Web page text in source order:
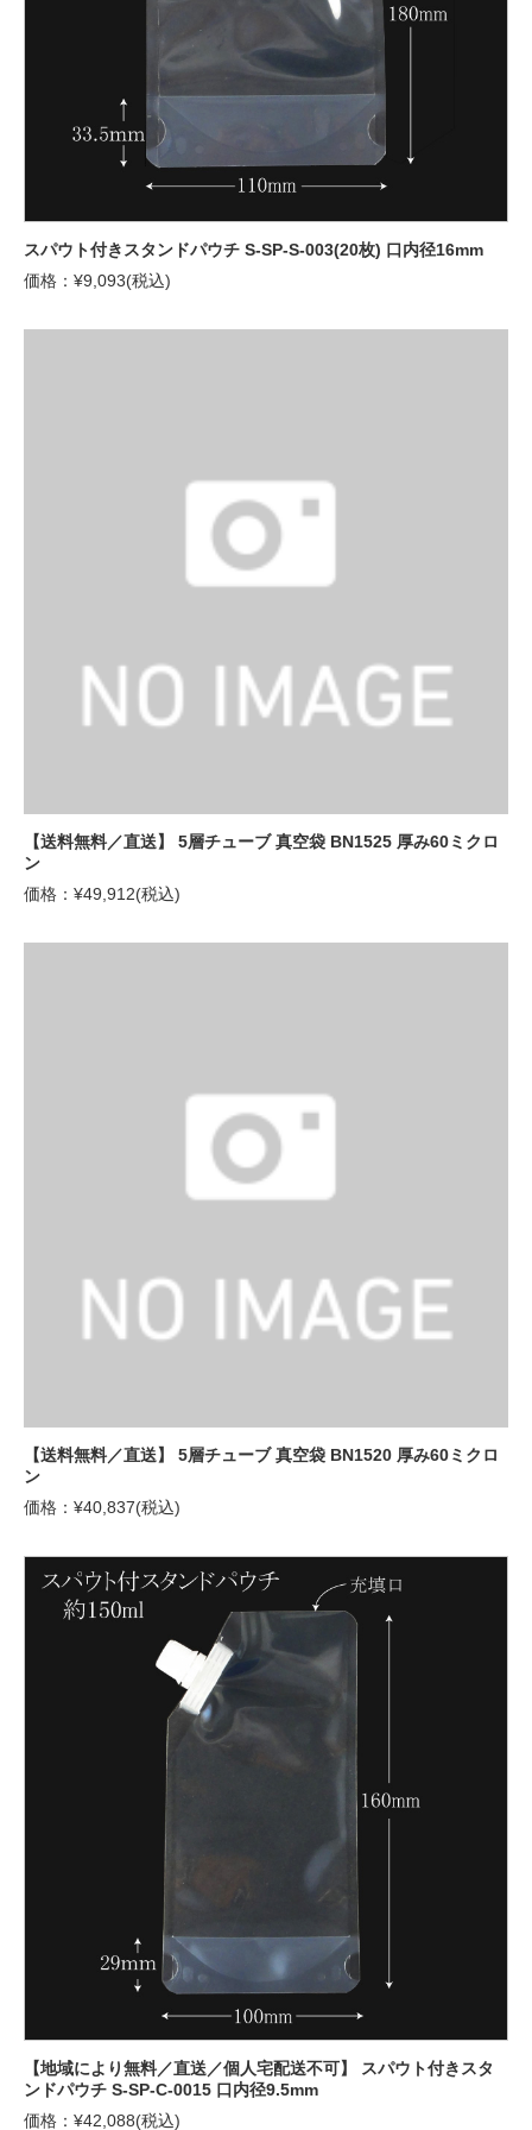
スパウト付きスタンドパウチ S-SP-S-003(20枚) 口内径16mm
価格：¥9,093(税込)
【送料無料／直送】 5層チューブ 真空袋 BN1525 厚み60ミクロ
ン
価格：¥49,912(税込)
【送料無料／直送】 5層チューブ 真空袋 BN1520 厚み60ミクロ
ン
価格：¥40,837(税込)
【地域により無料／直送／個人宅配送不可】 スパウト付きスタ
ンドパウチ S-SP-C-0015 口内径9.5mm
価格：¥42,088(税込)